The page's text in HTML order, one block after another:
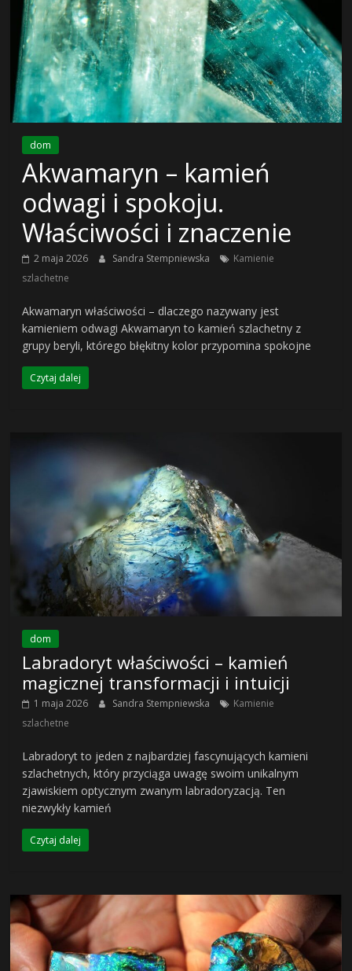
życiu
po
pracy
wealth4living
finanse,
podróże,
lifestyle
dom
Akwamaryn – kamień
odwagi i spokoju.
Właściwości i znaczenie
2 maja 2026 Sandra Stempniewska
Kamienie
szlachetne
Akwamaryn właściwości – dlaczego nazywany jest
kamieniem odwagi Akwamaryn to kamień szlachetny z
grupy beryli, którego błękitny kolor przypomina spokojne
Czytaj dalej
dom
Labradoryt właściwości – kamień
magicznej transformacji i intuicji
1 maja 2026 Sandra Stempniewska
Kamienie
szlachetne
Labradoryt to jeden z najbardziej fascynujących kamieni
szlachetnych, który przyciąga uwagę swoim unikalnym
zjawiskiem optycznym zwanym labradoryzacją. Ten
niezwykły kamień
Czytaj dalej